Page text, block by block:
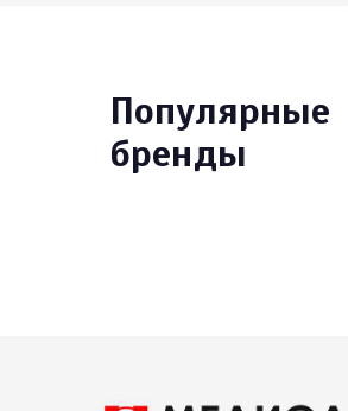
Популярные
бренды